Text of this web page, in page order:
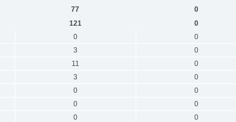
77 0
121 0
0 0
3 0
11 0
3 0
0 0
0 0
0 0